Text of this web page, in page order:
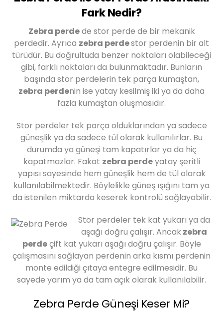
Fark Nedir?
Zebra perdede stor perde de bir mekanik
perdedir. Ayrıca zebra perdestor perdenin bir alt
türüdür. Bu doğrultuda benzer noktaları olabileceği
gibi, farklı noktaları da bulunmaktadır. Bunların
başında stor perdelerin tek parça kumaştan,
zebra perdenin ise yatay kesilmiş iki ya da daha
fazla kumaştan oluşmasıdır.
Stor perdeler tek parça olduklarından ya sadece
güneşlik ya da sadece tül olarak kullanılırlar. Bu
durumda ya güneşi tam kapatırlar ya da hiç
kapatmazlar. Fakat zebra perdeyatay şeritli
yapısı sayesinde hem güneşlik hem de tül olarak
kullanılabilmektedir. Böylelikle güneş ışığını tam ya
da istenilen miktarda keserek kontrolü sağlayabilir.
Stor perdeler tek kat yukarı ya da
aşağı doğru çalışır. Ancak zebra
perdeçift kat yukarı aşağı doğru çalışır. Böyle
çalışmasını sağlayan perdenin arka kısmı perdenin
monte edildiği çıtaya entegre edilmesidir. Bu
sayede yarım ya da tam açık olarak kullanılabilir.
Zebra Perde Güneşi Keser Mi?